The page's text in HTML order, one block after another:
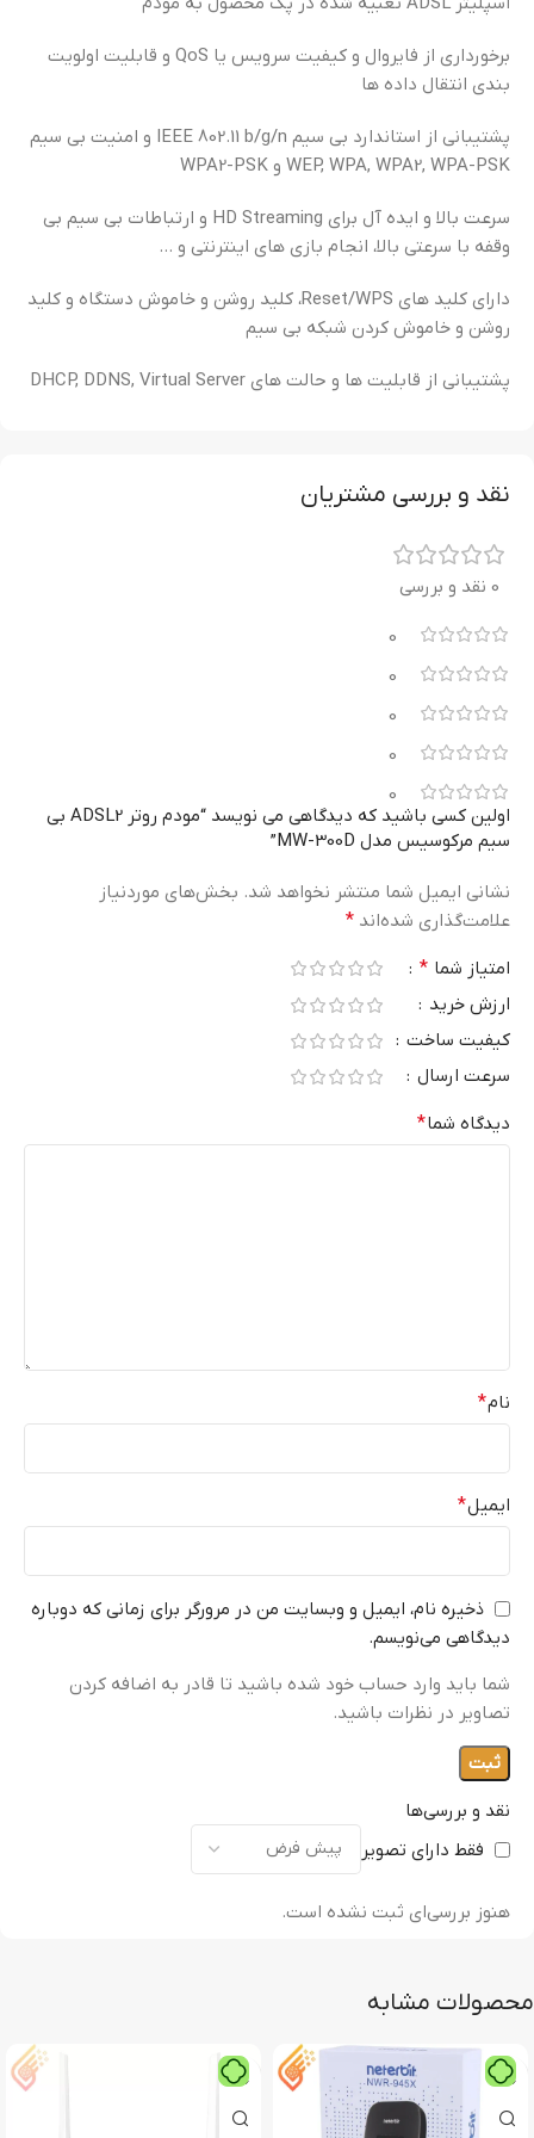
برخورداری از فایروال و کیفیت سرویس یا QoS و قابلیت اولویت
بندی انتقال داده ها
پشتیبانی از استاندارد بی سیم IEEE 802.11 b/g/n و امنیت بی سیم
WEP, WPA, WPA2, WPA-PSK و WPA2-PSK
سرعت بالا و ایده آل برای HD Streaming و ارتباطات بی سیم بی
وقفه با سرعتی بالا، انجام بازی های اینترنتی و …
دارای کلید های Reset/WPS، کلید روشن و خاموش دستگاه و کلید
روشن و خاموش کردن شبکه بی سیم
پشتیبانی از قابلیت ها و حالت های DHCP, DDNS, Virtual Server
نقد و بررسی مشتریان
0 نقد و بررسی
0
0
0
0
0
نقد و بررسی‌ها
فقط دارای تصویر
هنوز بررسی‌ای ثبت نشده است.
اولین کسی باشید که دیدگاهی می نویسد “مودم روتر ADSL2 بی‌
سیم مرکوسیس مدل MW-300D”
نشانی ایمیل شما منتشر نخواهد شد. بخش‌های موردنیاز
علامت‌گذاری شده‌اند *
امتیاز شما *
ارزش خرید
کیفیت ساخت
سرعت ارسال
دیدگاه شما*
نام*
ایمیل*
ذخیره نام، ایمیل و وبسایت من در مرورگر برای زمانی که دوباره
دیدگاهی می‌نویسم.
شما باید وارد حساب خود شده باشید تا قادر به اضافه کردن
تصاویر در نظرات باشید.
محصولات مشابه